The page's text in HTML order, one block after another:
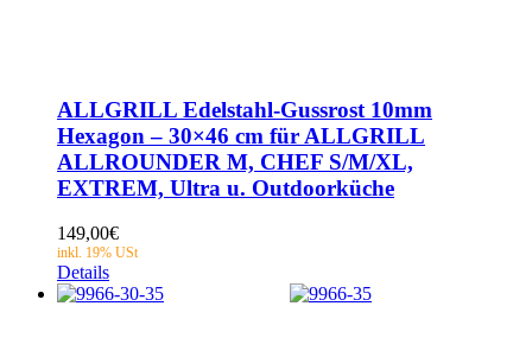
ALLGRILL Edelstahl-Gussrost 10mm
Hexagon – 30×46 cm für ALLGRILL
ALLROUNDER M, CHEF S/M/XL,
EXTREM, Ultra u. Outdoorküche
149,00€
Details